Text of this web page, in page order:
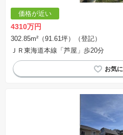
価格が近い
4310万円
302.85m²（91.61坪）（登記）
ＪＲ東海道本線「芦屋」歩20分